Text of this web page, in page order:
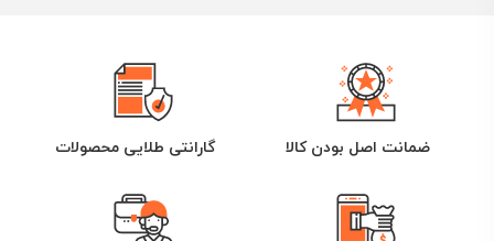
ضمانت اصل بودن کالا گارانتی طلایی محصولات